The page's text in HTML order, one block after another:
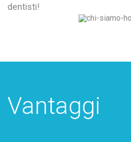
dentisti!
Vantaggi